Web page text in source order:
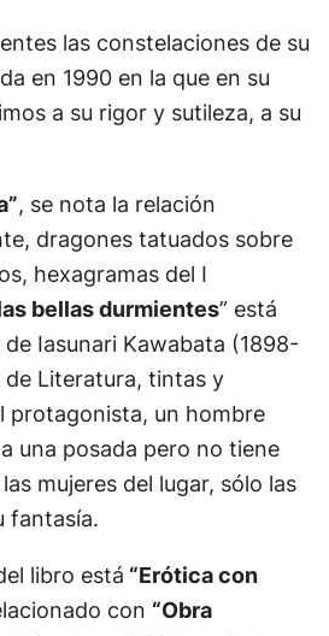
las constelaciones de su
en 1990 en la que en su
a su rigor y sutileza, a su
, se nota la relación
dragones tatuados sobre
hexagramas del I
bellas durmientes” está
Iasunari Kawabata (1898-
de Literatura, tintas y
protagonista, un hombre
una posada pero no tiene
mujeres del lugar, sólo las
fantasía.
libro está “Erótica con
con “Obra